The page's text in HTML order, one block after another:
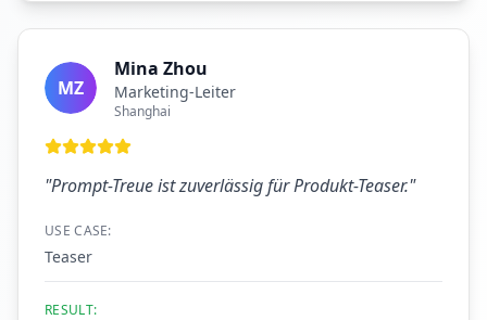
MZ
Mina Zhou
Marketing-Leiter
Shanghai
"Prompt-Treue ist zuverlässig für Produkt-Teaser."
USE CASE:
Teaser
RESULT: